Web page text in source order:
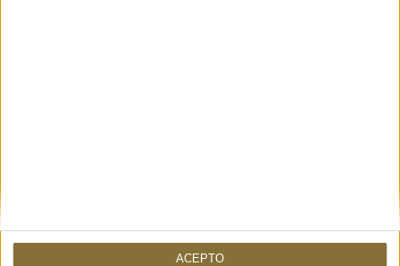
ACEPTO